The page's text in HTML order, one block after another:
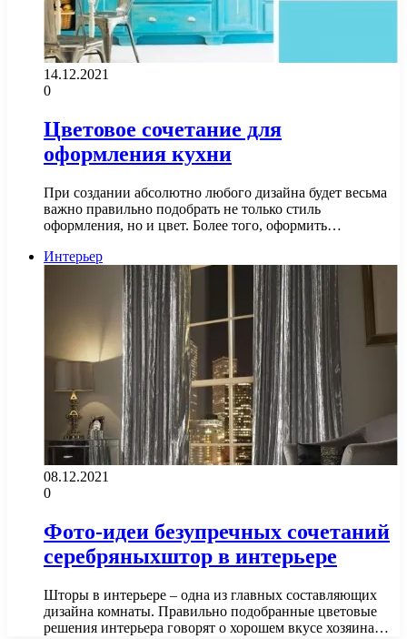
14.12.2021
0
Цветовое сочетание для
оформления кухни
При создании абсолютно любого дизайна будет весьма
важно правильно подобрать не только стиль
оформления, но и цвет. Более того, оформить…
Интерьер
08.12.2021
0
Фото-идеи безупречных сочетаний
серебряныхштор в интерьере
Шторы в интерьере – одна из главных составляющих
дизайна комнаты. Правильно подобранные цветовые
решения интерьера говорят о хорошем вкусе хозяина…